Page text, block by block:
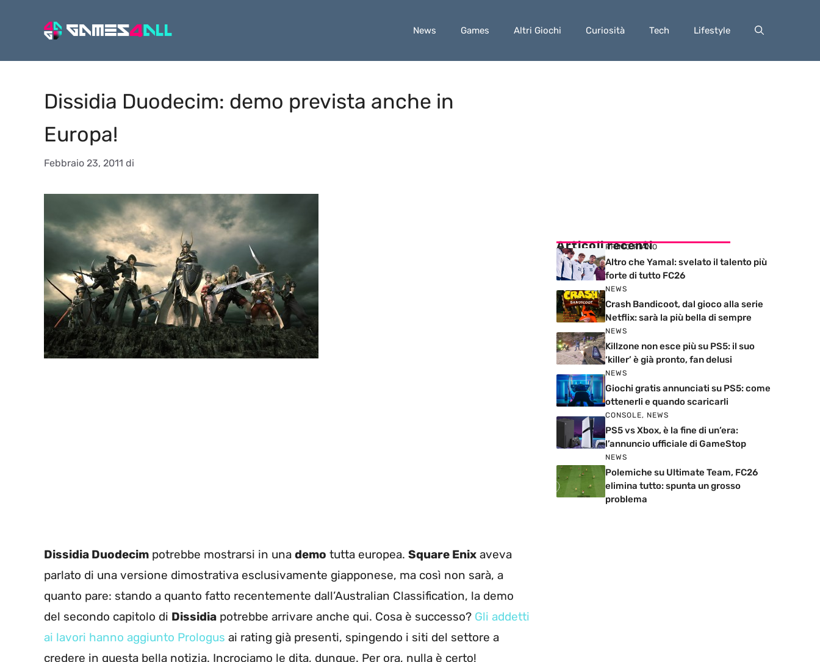
News Games Altri Giochi Curiosità Tech Lifestyle
Dissidia Duodecim: demo prevista anche in
Europa!
Febbraio 23, 2011 di
Dissidia Duodecim potrebbe mostrarsi in una demo tutta europea. Square Enix aveva
parlato di una versione dimostrativa esclusivamente giapponese, ma così non sarà, a
quanto pare: stando a quanto fatto recentemente dall’Australian Classification, la demo
del secondo capitolo di Dissidia potrebbe arrivare anche qui. Cosa è successo? Gli addetti
ai lavori hanno aggiunto Prologus ai rating già presenti, spingendo i siti del settore a
credere in questa bella notizia. Incrociamo le dita, dunque. Per ora, nulla è certo!
Articoli recenti
PRIMO PIANO
Altro che Yamal: svelato il talento più
forte di tutto FC26
NEWS
Crash Bandicoot, dal gioco alla serie
Netflix: sarà la più bella di sempre
NEWS
Killzone non esce più su PS5: il suo
‘killer’ è già pronto, fan delusi
NEWS
Giochi gratis annunciati su PS5: come
ottenerli e quando scaricarli
CONSOLE, NEWS
PS5 vs Xbox, è la fine di un’era:
l’annuncio ufficiale di GameStop
NEWS
Polemiche su Ultimate Team, FC26
elimina tutto: spunta un grosso
problema